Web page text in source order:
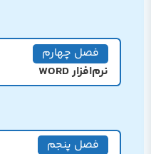
فصل چهارم
نرم‌افزار WORD
فصل پنجم